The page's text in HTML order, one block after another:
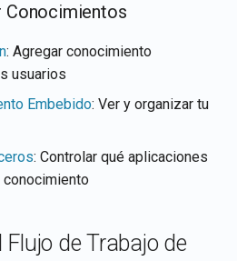
Conocimientos
: Agregar conocimiento
usuarios
Embebido: Ver y organizar tu
: Controlar qué aplicaciones
conocimiento
de Trabajo de